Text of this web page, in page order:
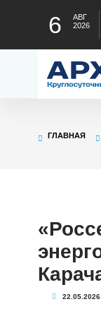
6
АВГ
2026
ГЛАВНАЯ
22.05.2026